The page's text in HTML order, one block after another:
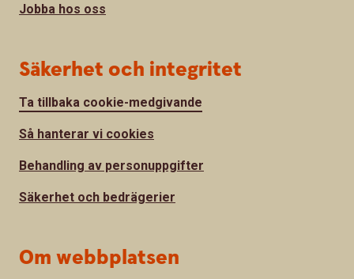
Jobba hos oss
Säkerhet och integritet
Ta tillbaka cookie-medgivande
Så hanterar vi cookies
Behandling av personuppgifter
Säkerhet och bedrägerier
Om webbplatsen